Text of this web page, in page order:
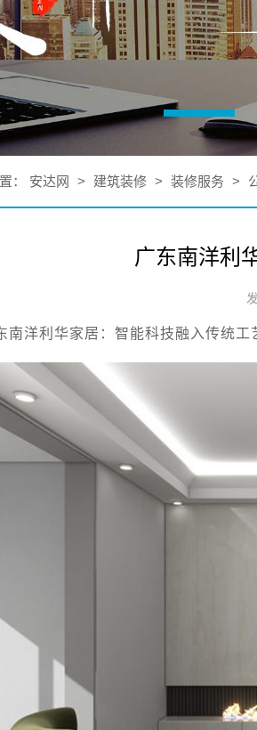
： 安达网 > 建筑装修 > 装修服务 >
广东南洋利
南洋利华家居：智能科技融入传统工